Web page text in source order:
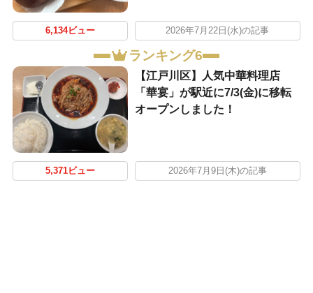
6,134ビュー 2026年7月22日(水)の記事
ランキング6
【江戸川区】人気中華料理店
「華宴」が駅近に7/3(金)に移転
オープンしました！
5,371ビュー 2026年7月9日(木)の記事